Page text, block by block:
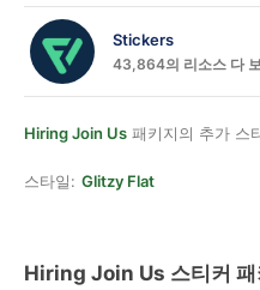
Stickers
43,864의 리소스 다
Hiring Join Us 패키지의 추가 스
스타일: Glitzy Flat
Hiring Join Us 스티커 패